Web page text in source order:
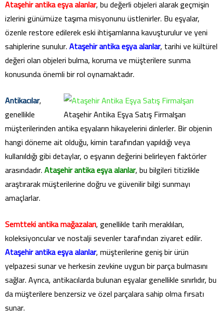
Ataşehir antika eşya alanlar, bu değerli objeleri alarak geçmişin
izlerini günümüze taşıma misyonunu üstlenirler. Bu eşyalar,
özenle restore edilerek eski ihtişamlarına kavuşturulur ve yeni
sahiplerine sunulur.Ataşehir antika eşya alanlar, tarihi ve kültürel
değeri olan objeleri bulma, koruma ve müşterilere sunma
konusunda önemli bir rol oynamaktadır.
Ataşehir Antika Eşya Satış Firmalşarı
Antikacılar,
genellikle
müşterilerinden antika eşyaların hikayelerini dinlerler. Bir objenin
hangi döneme ait olduğu, kimin tarafından yapıldığı veya
kullanıldığı gibi detaylar, o eşyanın değerini belirleyen faktörler
arasındadır.Ataşehir antika eşya alanlar, bu bilgileri titizlikle
araştırarak müşterilerine doğru ve güvenilir bilgi sunmayı
amaçlarlar.
Semtteki antika mağazaları, genellikle tarih meraklıları,
koleksiyoncular ve nostalji sevenler tarafından ziyaret edilir.
Ataşehir antika eşya alanlar, müşterilerine geniş bir ürün
yelpazesi sunar ve herkesin zevkine uygun bir parça bulmasını
sağlar. Ayrıca, antikacılarda bulunan eşyalar genellikle sınırlıdır, bu
da müşterilere benzersiz ve özel parçalara sahip olma fırsatı
sunar.